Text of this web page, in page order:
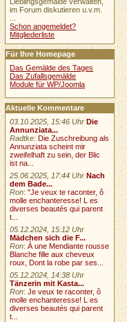
im Forum diskutieren u.v.m.
Schon angemeldet?
Mitgliederliste
Für Ihre Homepage
Das Gemälde des Tages
Das Zufallsgemälde
Module für WP/Joomla
Aktuelle Kommentare
03.10.2025, 15:46 Uhr Die
Annunziata...
Radtke: Die Zuschreibung als
Annunziata scheint mir
zweifelhaft zu sein, der Blic
ist na...
25.06.2025, 17:44 Uhr Nach
dem Bade...
Ron:"Je veux te raconter, ô
molle enchanteresse! L es
diverses beautés qui parent
t...
05.12.2024, 15:12 Uhr
Mädchen sich die F...
Ron:À une Mendiante rousse
Blanche fille aux cheveux
roux, Dont la robe par ses...
05.12.2024, 14:38 Uhr
Tänzerin mit Kasta...
Ron:Je veux te raconter, ô
molle enchanteresse! L es
diverses beautés qui parent
t...